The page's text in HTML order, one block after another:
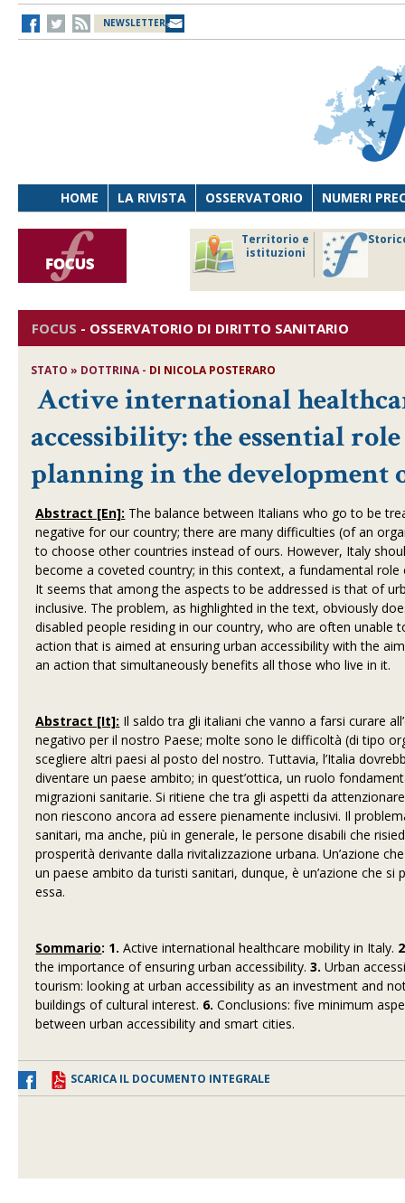
NEWSLETTER
HOME LA RIVISTA OSSERVATORIO NUMERI
Territorio e
istituzioni
FOCUS - OSSERVATORIO DI DIRITTO SANITARIO
STATO » DOTTRINA - DI NICOLA POSTERARO
Active international
accessibility: the essential
planning in the
Abstract [En]: The balance between Italians who go to be
negative for our country; there are many difficulties (of an
to choose other countries instead of ours. However, Italy
become a coveted country; in this context, a fundamental
It seems that among the aspects to be addressed is that of
inclusive. The problem, as highlighted in the text, obviously
disabled people residing in our country, who are often
action that is aimed at ensuring urban accessibility with the
an action that simultaneously benefits all those who live in it.
Abstract [It]: Il saldo tra gli italiani che vanno a farsi curare
negativo per il nostro Paese; molte sono le difficoltà (di tipo
scegliere altri paesi al posto del nostro. Tuttavia, l’Italia
diventare un paese ambito; in quest’ottica, un ruolo
migrazioni sanitarie. Si ritiene che tra gli aspetti da
non riescono ancora ad essere pienamente inclusivi. Il
sanitari, ma anche, più in generale, le persone disabili che
prosperità derivante dalla rivitalizzazione urbana. Un’azione
un paese ambito da turisti sanitari, dunque, è un’azione che
essa.
Sommario: 1. Active international healthcare mobility in Italy.
the importance of ensuring urban accessibility.3. Urban
tourism: looking at urban accessibility as an investment and
buildings of cultural interest. 6. Conclusions: five minimum
between urban accessibility and smart cities.
SCARICA IL DOCUMENTO INTEGRALE